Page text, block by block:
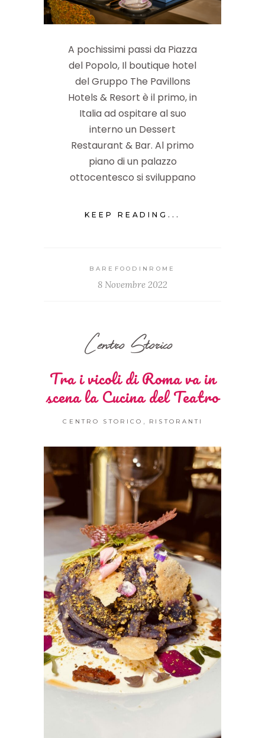
A pochissimi passi da Piazza
del Popolo, Il boutique hotel
del Gruppo The Pavillons
Hotels & Resort è il primo, in
Italia ad ospitare al suo
interno un Dessert
Restaurant & Bar. Al primo
piano di un palazzo
ottocentesco si sviluppano
KEEP READING...
BAREFOODINROME
8 Novembre 2022
Centro Storico
Tra i vicoli di Roma va in
scena la Cucina del Teatro
CENTRO STORICO RISTORANTI